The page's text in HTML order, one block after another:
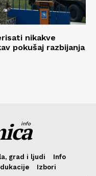
nikakve
pokušaj razbijanja
info
grad i ljudi
Info
Izbori